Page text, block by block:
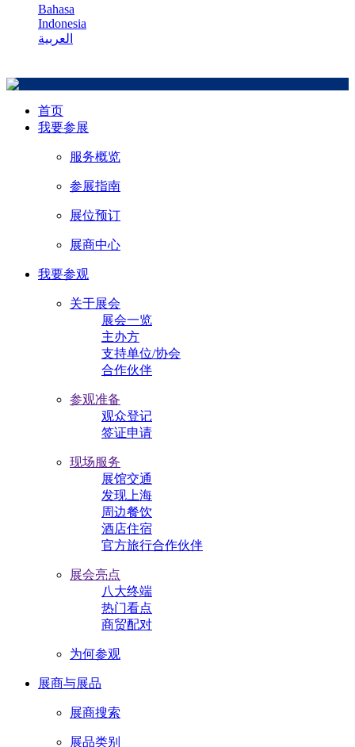
Bahasa
Indonesia
العربية
首页
我要参展
服务概览
参展指南
展位预订
展商中心
我要参观
关于展会
展会一览
主办方
支持单位/协会
合作伙伴
参观准备
观众登记
签证申请
现场服务
展馆交通
发现上海
周边餐饮
酒店住宿
官方旅行合作伙伴
展会亮点
八大终端
热门看点
商贸配对
为何参观
展商与展品
展商搜索
展品类别